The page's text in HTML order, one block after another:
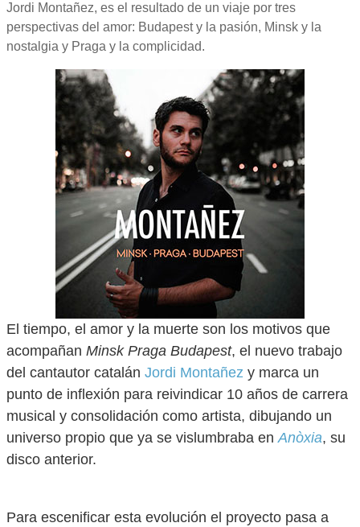
Jordi Montañez, es el resultado de un viaje por tres
perspectivas del amor: Budapest y la pasión, Minsk y la
nostalgia y Praga y la complicidad.
El tiempo, el amor y la muerte son los motivos que
acompañan Minsk Praga Budapest, el nuevo trabajo
del cantautor catalán Jordi Montañez y marca un
punto de inflexión para reivindicar 10 años de carrera
musical y consolidación como artista, dibujando un
universo propio que ya se vislumbraba enAnòxia, su
disco anterior.
Para escenificar esta evolución el proyecto pasa a